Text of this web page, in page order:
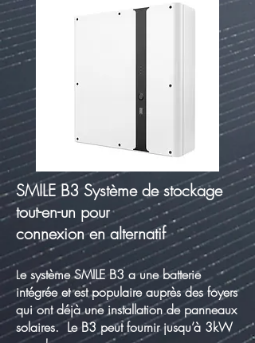
SMILE B3 Système de stockage
tout-en-un pour
connexion en alternatif
Le système SMILE B3 a une batterie
intégrée et est populaire auprès des foyers
qui ont déjà une installation de panneaux
solaires. Le B3 peut fournir jusqu’à 3kW